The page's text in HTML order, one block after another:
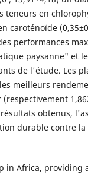
teneurs en
caroténoïde
performances
paysanne" et
de l'étude. Les
meilleurs
obtenus,
durable contre
in Africa, providing